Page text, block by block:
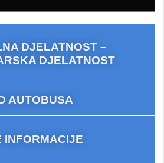
DJELATNOST –
DJELATNOST
AUTOBUSA
INFORMACIJE